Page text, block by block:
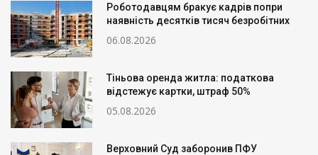
Роботодавцям бракує кадрів попри
наявність десятків тисяч безробітних
06.08.2026
Тіньова оренда житла: податкова
відстежує картки, штраф 50%
05.08.2026
Верховний Суд заборонив ПФУ